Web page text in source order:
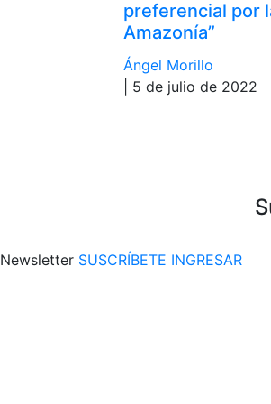
preferencial por
Amazonía”
Ángel Morillo
| 5 de julio de 2022
Newsletter SUSCRÍBETE INGRESAR